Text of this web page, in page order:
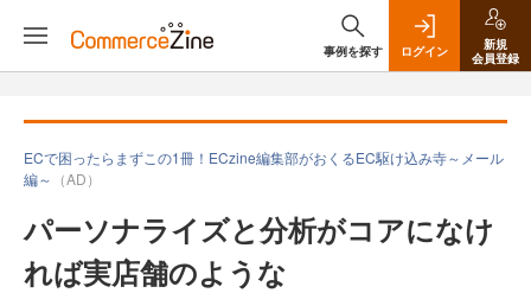
事例を探す ログイン
新規
会員登録
ECで困ったらまずこの1冊！ECzine編集部がおくるEC駆け込み寺～メール
編～ （AD）
パーソナライズと分析がコアになけ
れば実店舗のような